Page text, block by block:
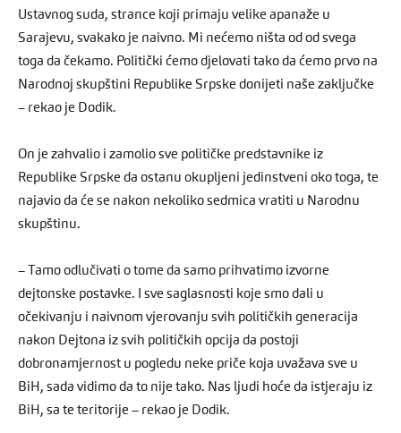
Ustavnog suda, strance koji primaju velike apanaže u
Sarajevu, svakako je naivno. Mi nećemo ništa od od svega
toga da čekamo. Politički ćemo djelovati tako da ćemo prvo na
Narodnoj skupštini Republike Srpske donijeti naše zaključke
– rekao je Dodik.
On je zahvalio i zamolio sve političke predstavnike iz
Republike Srpske da ostanu okupljeni jedinstveni oko toga, te
najavio da će se nakon nekoliko sedmica vratiti u Narodnu
skupštinu.
– Tamo odlučivati o tome da samo prihvatimo izvorne
dejtonske postavke. I sve saglasnosti koje smo dali u
očekivanju i naivnom vjerovanju svih političkih generacija
nakon Dejtona iz svih političkih opcija da postoji
dobronamjernost u pogledu neke priče koja uvažava sve u
BiH, sada vidimo da to nije tako. Nas ljudi hoće da istjeraju iz
BiH, sa te teritorije – rekao je Dodik.